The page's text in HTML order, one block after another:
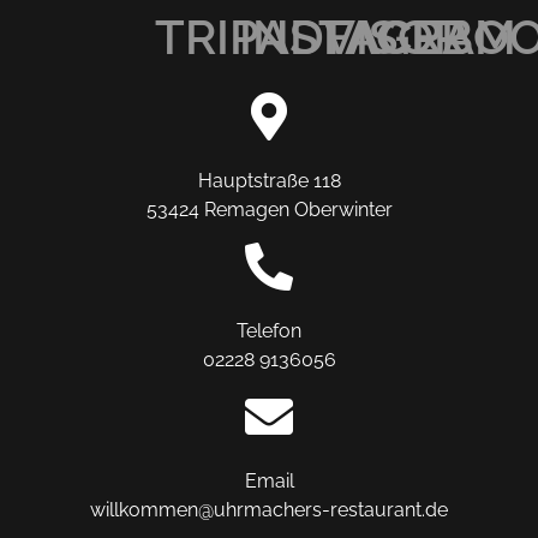
TRIPADVISOR
INSTAGRAM
Hauptstraße 118
53424 Remagen Oberwinter
Telefon
02228 9136056
Email
willkommen@uhrmachers-restaurant.de